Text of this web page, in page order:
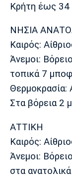
Κρήτη έως 34
ΝΗΣΙΑ
Καιρός:
Άνεμοι:
τοπικά 7
Στα βόρεια 2
ΑΤΤΙΚΗ
Καιρός:
Άνεμοι:
στα